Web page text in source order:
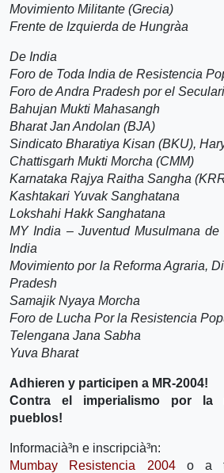
Movimiento Militante (Grecia)
Frente de Izquierda de Hungrà­a
De India
Foro de Toda India de Resistencia
Foro de Andra Pradesh por el
Bahujan Mukti Mahasangh
Bharat Jan Andolan (BJA)
Sindicato Bharatiya Kisan (BKU),
Chattisgarh Mukti Morcha (CMM)
Karnataka Rajya Raitha Sangha
Kashtakari Yuvak Sanghatana
Lokshahi Hakk Sanghatana
MY India – Juventud Musulmana de
India
Movimiento por la Reforma Agraria,
Pradesh
Samajik Nyaya Morcha
Foro de Lucha Por la Resistencia
Telengana Jana Sabha
Yuva Bharat
Adhieren y participen a MR-2004!
Contra el imperialismo por la
pueblos!
Informacià³n e inscripcià³n:
Mumbay Resistencia 2004o a